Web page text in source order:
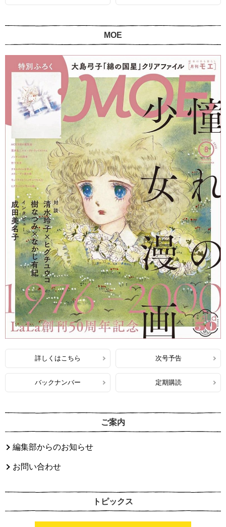
MOE
詳しくはこちら 次号予告
バックナンバー 定期購読
ご案内
編集部からのお知らせ
お問い合わせ
トピックス